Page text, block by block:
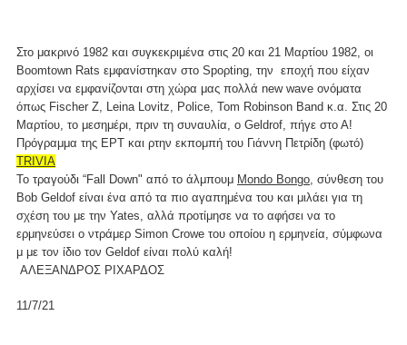
Στο μακρινό 1982 και συγκεκριμένα στις 20 και 21 Μαρτίου 1982, οι
Boomtown Rats εμφανίστηκαν στο Spoρting, την εποχή που είχαν
αρχίσει να εμφανίζονται στη χώρα μας πολλά new wave ονόματα
όπως Fischer Z, Leina Lovitz, Police, Tom Robinson Band κ.α. Στις 20
Μαρτίου, το μεσημέρι, πριν τη συναυλία, ο Geldrof, πήγε στο Α!
Πρόγραμμα της ΕΡΤ και ρτην εκπομπή του Γιάννη Πετρίδη (φωτό)
TRIVIA
To τραγούδι “Fall Down" από το άλμπουμ Mondo Bongo , σύνθεση του
Bob Geldof είναι ένα από τα πιο αγαπημένα του και μιλάει για τη
σχέση του με την Yates, αλλά προτίμησε να το αφήσει να το
ερμηνεύσει ο ντράμερ Simon Crowe του οποίου η ερμηνεία, σύμφωνα
μ με τον ίδιο τον Geldof είναι πολύ καλή!
ΑΛΕΞΑΝΔΡΟΣ ΡΙΧΑΡΔΟΣ
11/7/21